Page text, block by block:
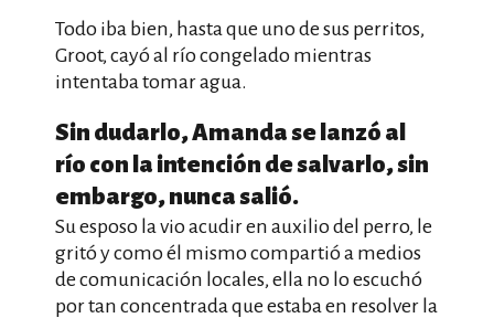
Todo iba bien, hasta que uno de sus perritos,
Groot, cayó al río congelado mientras
intentaba tomar agua.
Sin dudarlo, Amanda se lanzó al
río con la intención de salvarlo, sin
embargo, nunca salió.
Su esposo la vio acudir en auxilio del perro, le
gritó y como él mismo compartió a medios
de comunicación locales, ella no lo escuchó
por tan concentrada que estaba en resolver la